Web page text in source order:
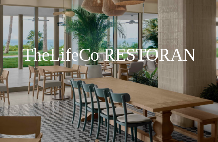
TheLifeCo RESTORAN